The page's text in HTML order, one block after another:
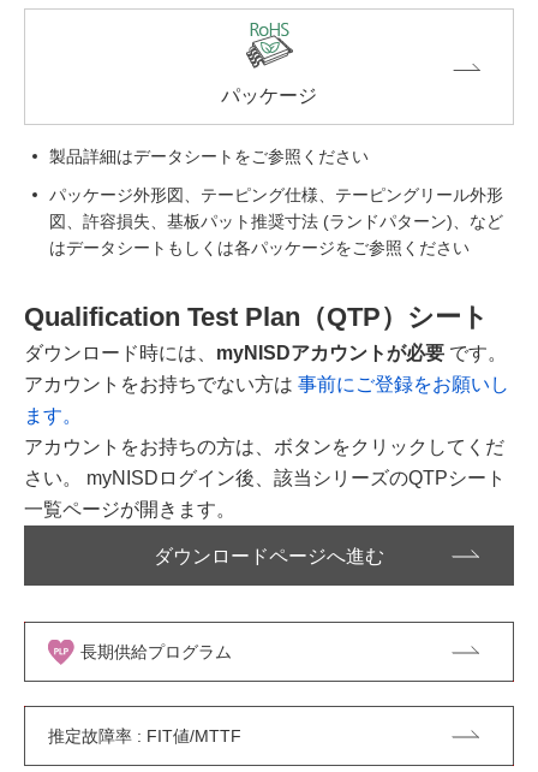
パッケージ
製品詳細はデータシートをご参照ください
パッケージ外形図、テーピング仕様、テーピングリール外形
図、許容損失、基板パット推奨寸法 (ランドパターン)、など
はデータシートもしくは各パッケージをご参照ください
Qualification Test Plan（QTP）シート
ダウンロード時には、 myNISDアカウントが必要 です。
アカウントをお持ちでない方は 事前にご登録をお願いし
ます。
アカウントをお持ちの方は、ボタンをクリックしてくだ
さい。 myNISDログイン後、該当シリーズのQTPシート
一覧ページが開きます。
ダウンロードページへ進む
長期供給プログラム
推定故障率 : FIT値/MTTF